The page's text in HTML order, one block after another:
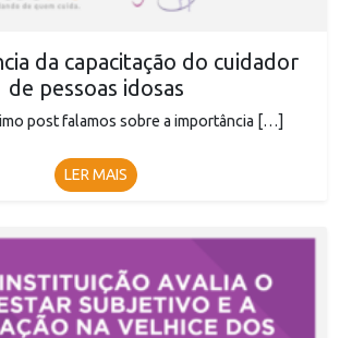
da capacitação do cuidador
de pessoas idosas
post falamos sobre a importância […]
LER MAIS